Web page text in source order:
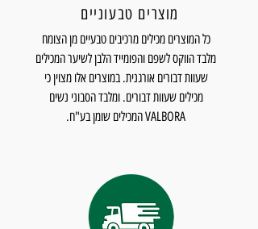
מוצרים טבעוניים
כל המוצרים מכילים מרכיבים טבעיים מן הצומח
מלבד הווקס לשפם והפומייד הלבן לשיער המכילים
שעוות דבורים אורגנית. במוצרים אלו מצוין כי
מכילים שעוות דבורים. ומלבד הסבוני נשים
VALBORA המכילים שומן בע"ח.